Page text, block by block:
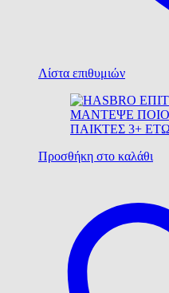
Λίστα επιθυμιών
Προσθήκη στο καλάθι